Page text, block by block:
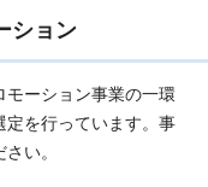
ション
モーション事業の一環
定を行っています。事
い。